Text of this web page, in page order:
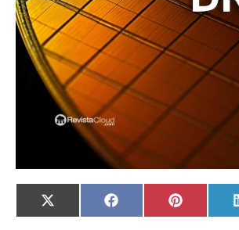
X
(Twitter)
FacebookPinterest